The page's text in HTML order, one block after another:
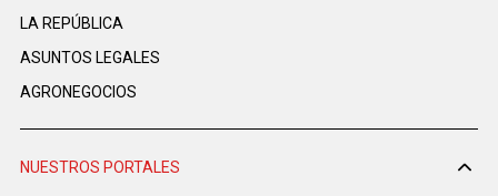
LA REPÚBLICA
ASUNTOS LEGALES
AGRONEGOCIOS
NUESTROS PORTALES